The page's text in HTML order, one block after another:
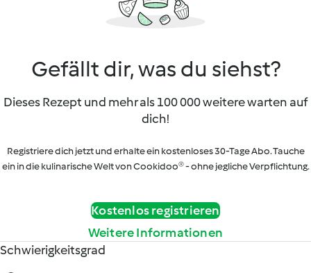
Gefällt dir, was du siehst?
Dieses Rezept und mehr als 100 000 weitere warten auf
dich!
Registriere dich jetzt und erhalte ein kostenloses 30-Tage Abo. Tauche
ein in die kulinarische Welt von Cookidoo® - ohne jegliche Verpflichtung.
Kostenlos registrieren
Weitere Informationen
Schwierigkeitsgrad